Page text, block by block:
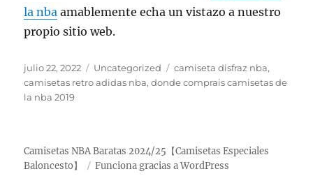
la nba amablemente echa un vistazo a nuestro
propio sitio web.
Publicado
el
julio 22, 2022 Categorías
Uncategorized Etiquetas
camiseta disfraz nba,
camisetas retro adidas nba,donde comprais camisetas de
la nba 2019
Camisetas NBA Baratas 2024/25【Camisetas Especiales
Baloncesto】
Funciona gracias a WordPress